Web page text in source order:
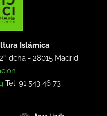
Islámica
dcha -28015 Madrid
Tel: 91 543 46 73